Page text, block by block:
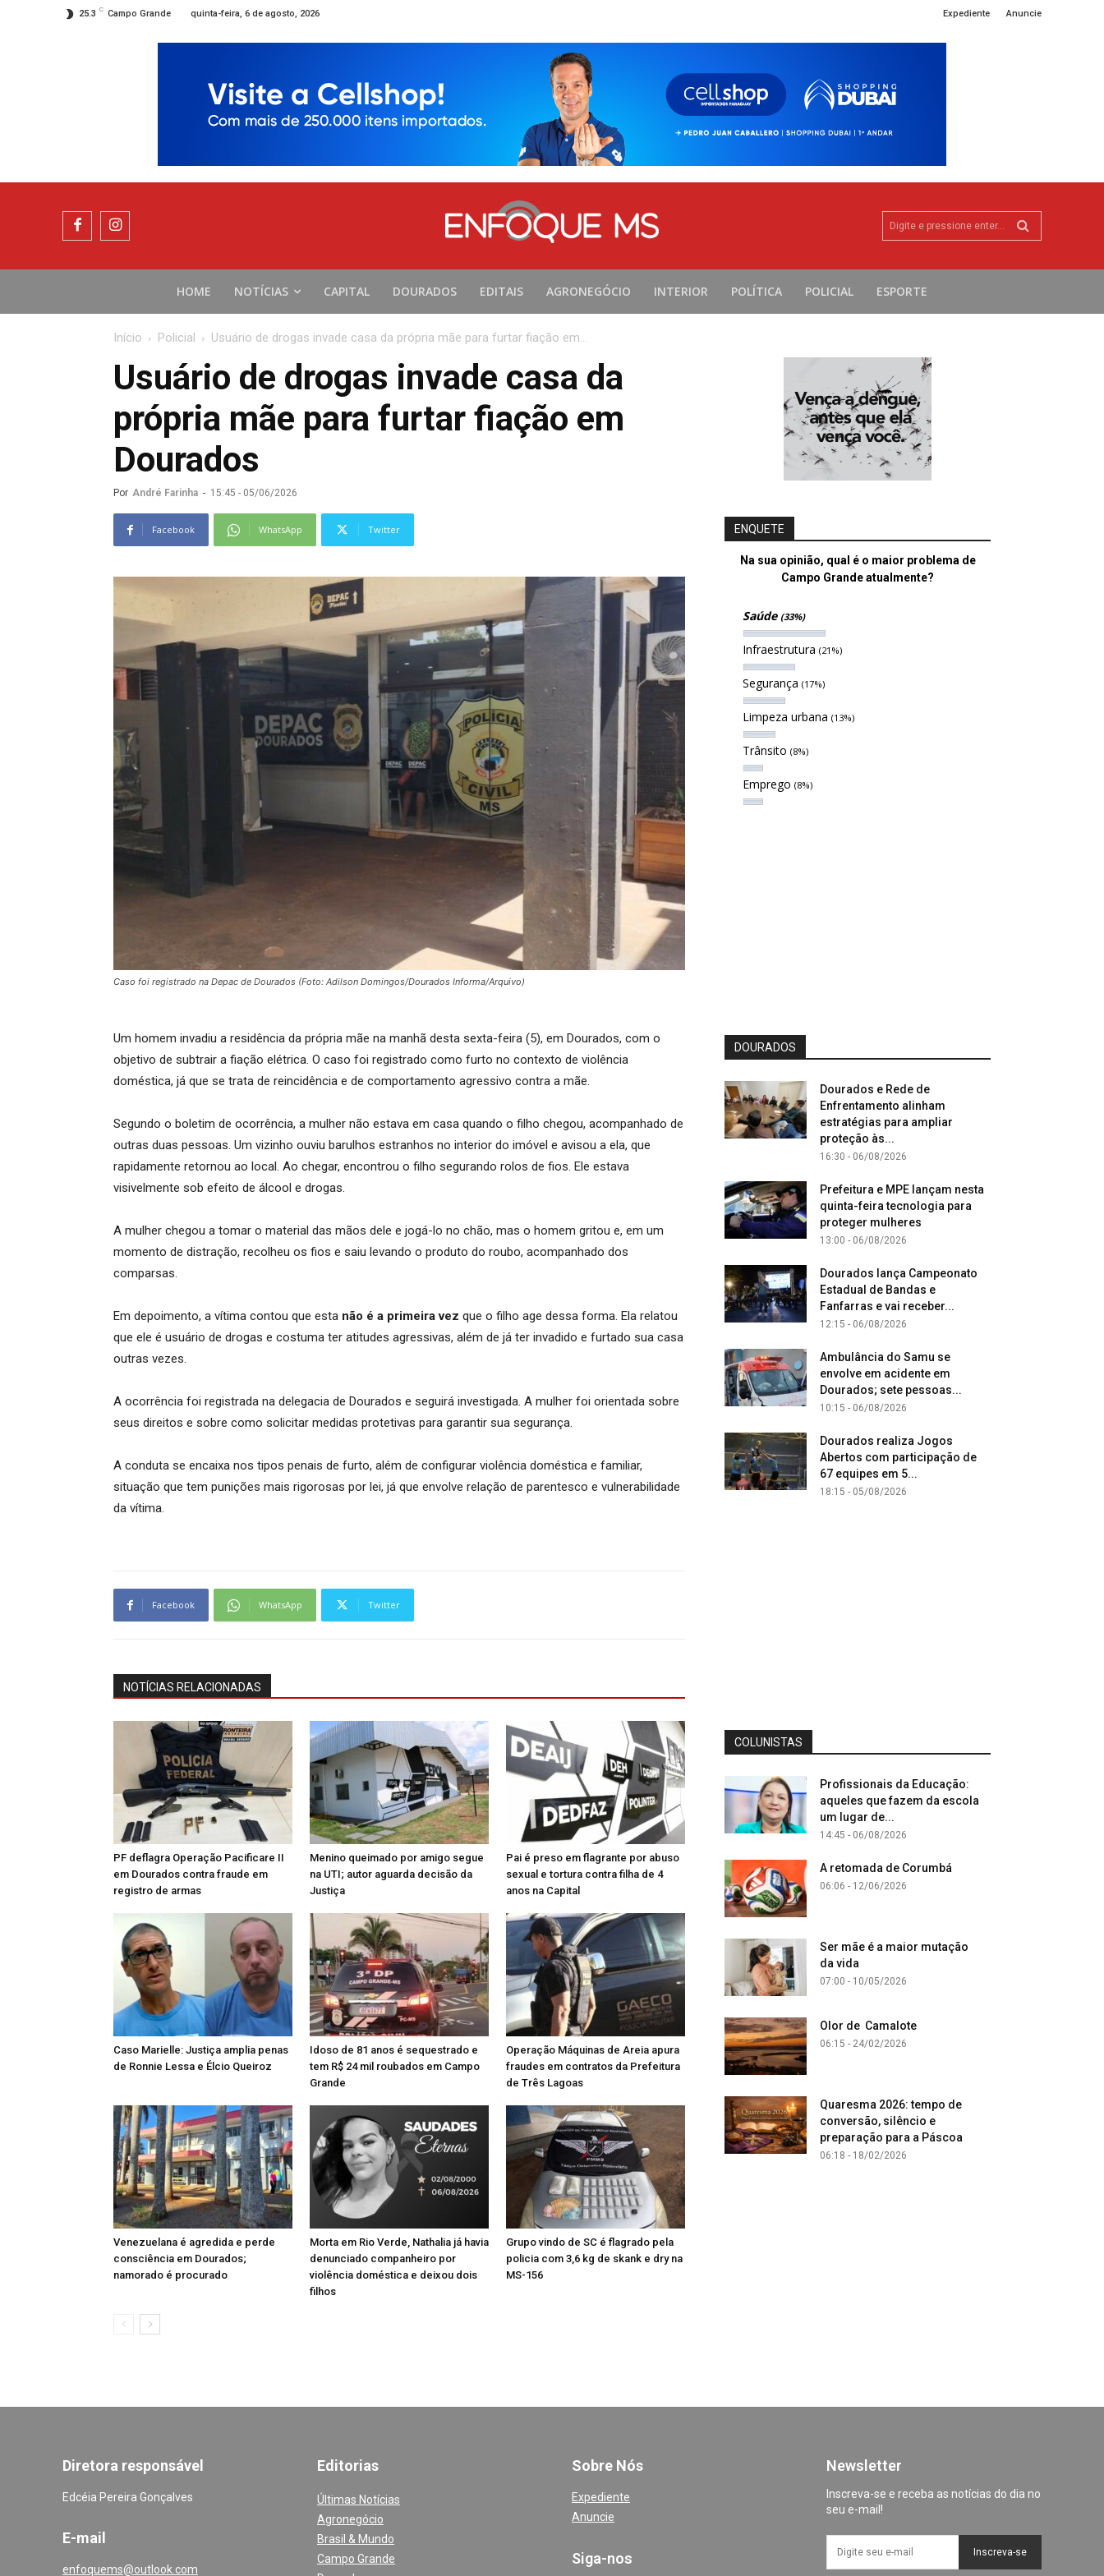
25.3 C Campo Grande quinta-feira, 6 de agosto, 2026 Expediente Anuncie
Digite e pressione enter...
HOME NOTÍCIAS CAPITAL DOURADOS EDITAIS AGRONEGÓCIO INTERIOR POLÍTICA POLICIAL ESPORTE
Início Policial Usuário de drogas invade casa da própria mãe para furtar fiação em...
Usuário de drogas invade casa da
própria mãe para furtar fiação em
Dourados
Por André Farinha - 15:45 - 05/06/2026
Facebook WhatsApp Twitter
Caso foi registrado na Depac de Dourados (Foto: Adilson Domingos/Dourados Informa/Arquivo)
Um homem invadiu a residência da própria mãe na manhã desta sexta-feira (5), em Dourados, com o
objetivo de subtrair a fiação elétrica. O caso foi registrado como furto no contexto de violência
doméstica, já que se trata de reincidência e de comportamento agressivo contra a mãe.
Segundo o boletim de ocorrência, a mulher não estava em casa quando o filho chegou, acompanhado de
outras duas pessoas. Um vizinho ouviu barulhos estranhos no interior do imóvel e avisou a ela, que
rapidamente retornou ao local. Ao chegar, encontrou o filho segurando rolos de fios. Ele estava
visivelmente sob efeito de álcool e drogas.
A mulher chegou a tomar o material das mãos dele e jogá-lo no chão, mas o homem gritou e, em um
momento de distração, recolheu os fios e saiu levando o produto do roubo, acompanhado dos
comparsas.
Em depoimento, a vítima contou que esta não é a primeira vez que o filho age dessa forma. Ela relatou
que ele é usuário de drogas e costuma ter atitudes agressivas, além de já ter invadido e furtado sua casa
outras vezes.
A ocorrência foi registrada na delegacia de Dourados e seguirá investigada. A mulher foi orientada sobre
seus direitos e sobre como solicitar medidas protetivas para garantir sua segurança.
A conduta se encaixa nos tipos penais de furto, além de configurar violência doméstica e familiar,
situação que tem punições mais rigorosas por lei, já que envolve relação de parentesco e vulnerabilidade
da vítima.
Facebook WhatsApp Twitter
NOTÍCIAS RELACIONADAS
PF deflagra Operação Pacificare II
em Dourados contra fraude em
registro de armas
Menino queimado por amigo segue
na UTI; autor aguarda decisão da
Justiça
Pai é preso em flagrante por abuso
sexual e tortura contra filha de 4
anos na Capital
Caso Marielle: Justiça amplia penas
de Ronnie Lessa e Élcio Queiroz
Idoso de 81 anos é sequestrado e
tem R$ 24 mil roubados em Campo
Grande
Operação Máquinas de Areia apura
fraudes em contratos da Prefeitura
de Três Lagoas
Venezuelana é agredida e perde
consciência em Dourados;
namorado é procurado
Morta em Rio Verde, Nathalia já havia
denunciado companheiro por
violência doméstica e deixou dois
filhos
Grupo vindo de SC é flagrado pela
policia com 3,6 kg de skank e dry na
MS-156
ENQUETE
Na sua opinião, qual é o maior problema de
Campo Grande atualmente?
Saúde (33%)
Infraestrutura (21%)
Segurança (17%)
Limpeza urbana (13%)
Trânsito (8%)
Emprego (8%)
DOURADOS
Dourados e Rede de
Enfrentamento alinham
estratégias para ampliar
proteção às...
16:30 - 06/08/2026
Prefeitura e MPE lançam nesta
quinta-feira tecnologia para
proteger mulheres
13:00 - 06/08/2026
Dourados lança Campeonato
Estadual de Bandas e
Fanfarras e vai receber...
12:15 - 06/08/2026
Ambulância do Samu se
envolve em acidente em
Dourados; sete pessoas...
10:15 - 06/08/2026
Dourados realiza Jogos
Abertos com participação de
67 equipes em 5...
18:15 - 05/08/2026
COLUNISTAS
Profissionais da Educação:
aqueles que fazem da escola
um lugar de...
14:45 - 06/08/2026
A retomada de Corumbá
06:06 - 12/06/2026
Ser mãe é a maior mutação
da vida
07:00 - 10/05/2026
Olor de Camalote
06:15 - 24/02/2026
Quaresma 2026: tempo de
conversão, silêncio e
preparação para a Páscoa
06:18 - 18/02/2026
Diretora responsável
Edcéia Pereira Gonçalves
E-mail
enfoquems@outlook.com
Editorias
Últimas Notícias
Agronegócio
Brasil & Mundo
Campo Grande
Sobre Nós
Expediente
Anuncie
Siga-nos
Newsletter
Inscreva-se e receba as notícias do dia no
seu e-mail!
Inscreva-se